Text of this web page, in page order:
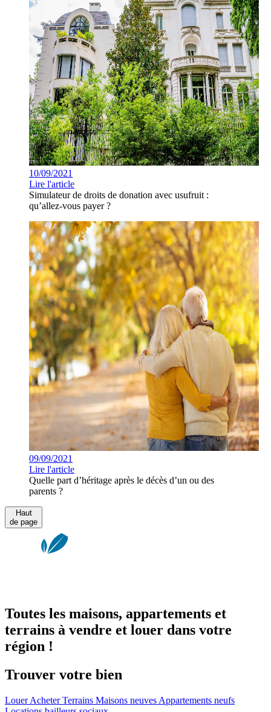
10/09/2021
Lire l'article
Simulateur de droits de donation avec usufruit :
qu’allez-vous payer ?
09/09/2021
Lire l'article
Quelle part d’héritage après le décès d’un ou des
parents ?
Haut
de page
Toutes les maisons, appartements et
terrains à vendre et louer dans votre
région !
Trouver votre bien
LouerAcheterTerrains Maisons neuves Appartements neufs